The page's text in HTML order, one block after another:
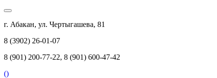
г. Абакан, ул. Чертыгашева, 81
8 (3902) 26-01-07
8 (901) 200-77-22, 8 (901) 600-47-42
()